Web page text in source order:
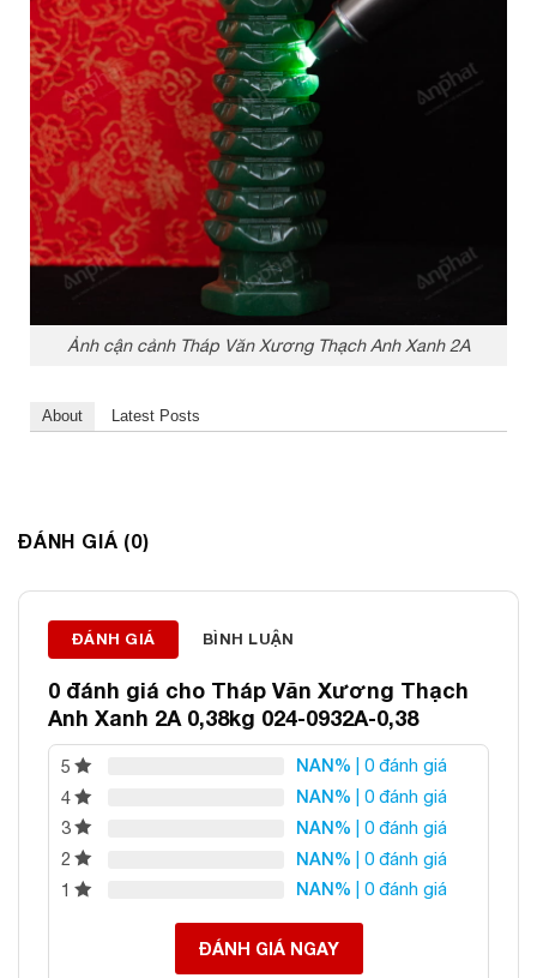
Ảnh cận cảnh Tháp Văn Xương Thạch Anh Xanh 2A
About Latest Posts
Thông tin liên hệ:
PHONG THỦY
Địa chỉ: 60/69 Bùi Huy Bích, Hoàng Mai, Hà Nội
Điện thoại: 0982 627 166
Email:
daphongthuyanphat@gmail.com
ĐÁNH GIÁ (0)
ĐÁNH GIÁ BÌNH LUẬN
0 đánh giá cho Tháp Văn Xương Thạch
Anh Xanh 2A 0,38kg 024-0932A-0,38
5 NAN% | 0 đánh giá
4
NAN% | 0 đánh giá
3
NAN% | 0 đánh giá
2
NAN% | 0 đánh giá
1
NAN% | 0 đánh giá
ĐÁNH GIÁ NGAY